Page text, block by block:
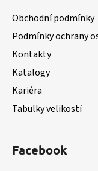
Obchodní podmínky
Podmínky ochrany
Kontakty
Katalogy
Kariéra
Tabulky velikostí
Facebook